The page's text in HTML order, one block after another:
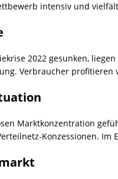
intensiv und
2022 gesunken,
Verbraucher
Marktkonzentration
Konzessionen.